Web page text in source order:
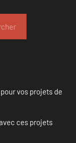
vos projets de
ces projets